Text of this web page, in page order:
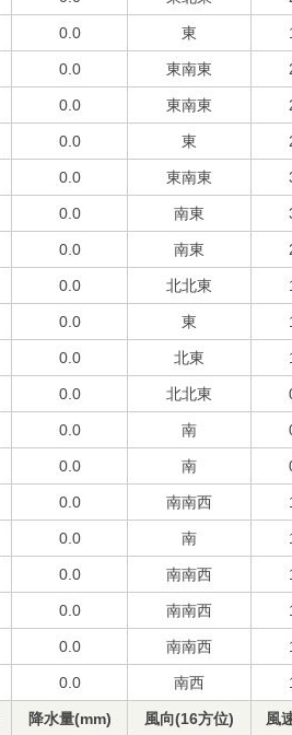
0.0 東
0.0 東南東
0.0 東南東
0.0 東
0.0 東南東
0.0 南東
0.0 南東
0.0 北北東
0.0 東
0.0 北東
0.0 北北東
0.0 南
0.0 南
0.0 南南西
0.0 南
0.0 南南西
0.0 南南西
0.0 南南西
0.0 南西
降水量(mm) 風向(16方位) 風